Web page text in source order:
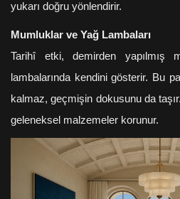
yukarı doğru yönlendirir.
Mumluklar ve Yağ Lambaları
Tarihî etki, demirden
lambalarında kendini gösterir. Bu
kalmaz, geçmişin dokusunu da
geleneksel malzemeler korunur.